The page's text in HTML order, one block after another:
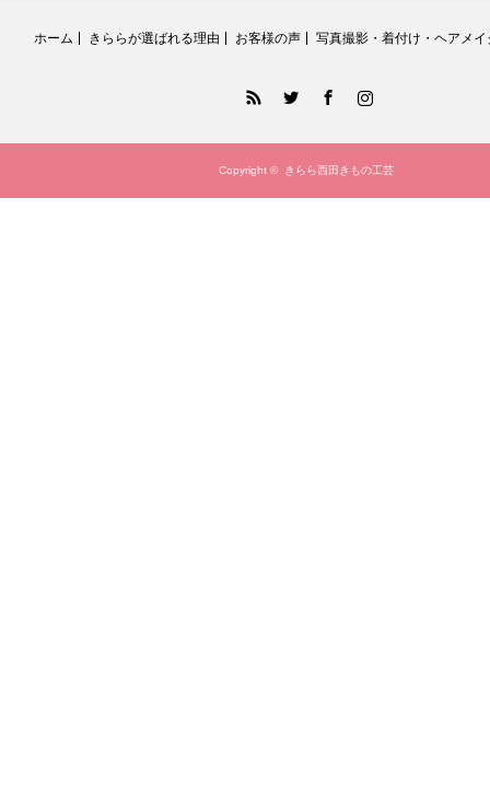
ホーム きららが選ばれる理由 お客様の声 写真撮影・着付け・ヘアメイ
FacebookInstagram
Copyright © きらら西田きもの工芸